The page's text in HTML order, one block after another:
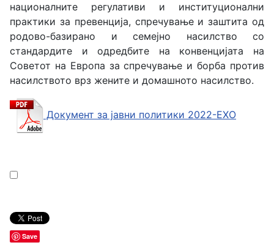
националните регулативи и институционални
практики за превенција, спречување и заштита од
родово-базирано и семејно насилство со
стандардите и одредбите на конвенцијата на
Советот на Европа за спречување и борба против
насилството врз жените и домашното насилство.
Документ за јавни политики 2022-ЕХО
Save